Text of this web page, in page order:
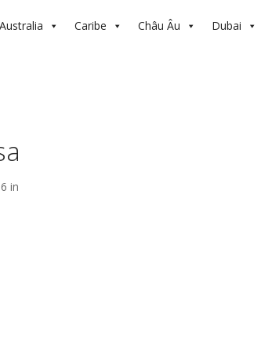
Caribe Châu Âu Dubai
in